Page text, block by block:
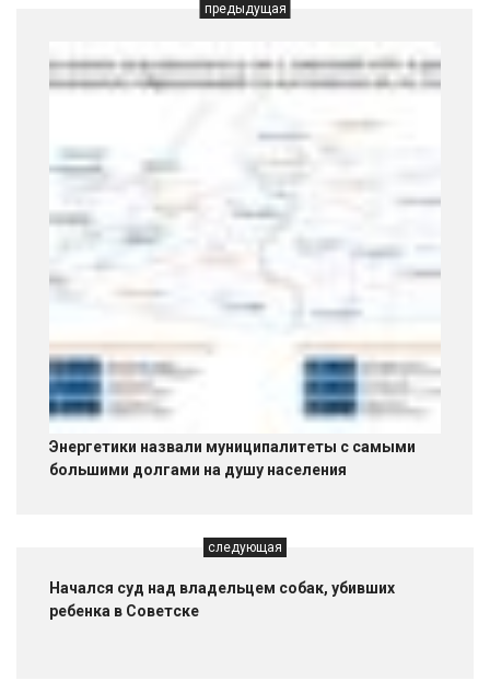
предыдущая
Энергетики назвали муниципалитеты с самыми
большими долгами на душу населения
следующая
Начался суд над владельцем собак, убивших
ребенка в Советске